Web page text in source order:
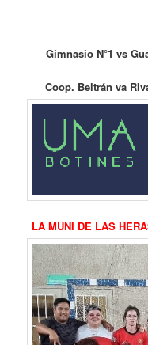
Gimnasio N°1 vs
Coop. Beltrán va
LA MUNI DE LAS